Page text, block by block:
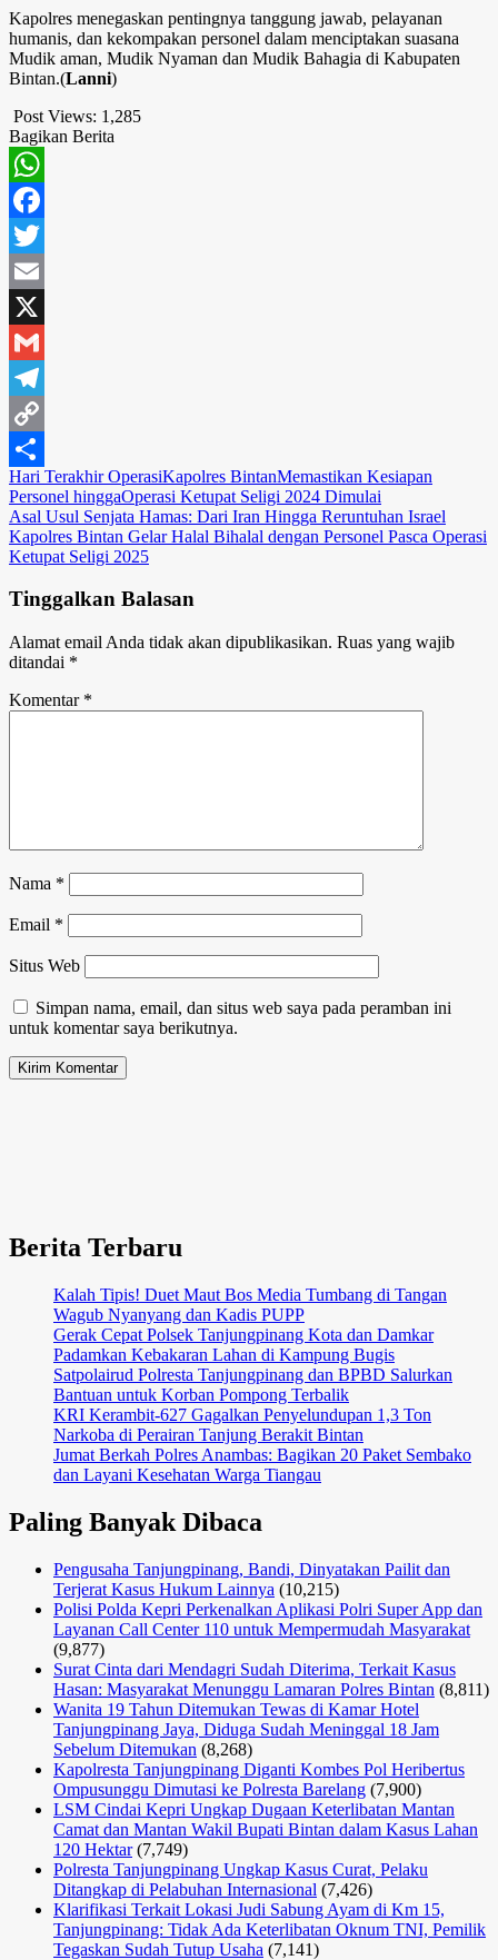
Kapolres menegaskan pentingnya tanggung jawab, pelayanan
humanis, dan kekompakan personel dalam menciptakan suasana
Mudik aman, Mudik Nyaman dan Mudik Bahagia di Kabupaten
Bintan.(Lanni)
Post Views: 1,285
Bagikan Berita
WhatsApp
Facebook
Twitter
Email
X
Gmail
Telegram
Copy
Link
Share
Hari Terakhir OperasiKapolres BintanMemastikan Kesiapan
Personel hinggaOperasi Ketupat Seligi 2024 Dimulai
Navigasi
pos
Asal Usul Senjata Hamas: Dari Iran Hingga Reruntuhan Israel
Kapolres Bintan Gelar Halal Bihalal dengan Personel Pasca Operasi
Ketupat Seligi 2025
Tinggalkan Balasan
Alamat email Anda tidak akan dipublikasikan. Ruas yang wajib
ditandai *
Komentar *
Nama *
Email *
Situs Web
Simpan nama, email, dan situs web saya pada peramban ini
untuk komentar saya berikutnya.
Berita Terbaru
Kalah Tipis! Duet Maut Bos Media Tumbang di Tangan
Wagub Nyanyang dan Kadis PUPP
Gerak Cepat Polsek Tanjungpinang Kota dan Damkar
Padamkan Kebakaran Lahan di Kampung Bugis
Satpolairud Polresta Tanjungpinang dan BPBD Salurkan
Bantuan untuk Korban Pompong Terbalik
KRI Kerambit-627 Gagalkan Penyelundupan 1,3 Ton
Narkoba di Perairan Tanjung Berakit Bintan
Jumat Berkah Polres Anambas: Bagikan 20 Paket Sembako
dan Layani Kesehatan Warga Tiangau
Paling Banyak Dibaca
Pengusaha Tanjungpinang, Bandi, Dinyatakan Pailit dan
Terjerat Kasus Hukum Lainnya (10,215)
Polisi Polda Kepri Perkenalkan Aplikasi Polri Super App dan
Layanan Call Center 110 untuk Mempermudah Masyarakat
(9,877)
Surat Cinta dari Mendagri Sudah Diterima, Terkait Kasus
Hasan: Masyarakat Menunggu Lamaran Polres Bintan (8,811)
Wanita 19 Tahun Ditemukan Tewas di Kamar Hotel
Tanjungpinang Jaya, Diduga Sudah Meninggal 18 Jam
Sebelum Ditemukan (8,268)
Kapolresta Tanjungpinang Diganti Kombes Pol Heribertus
Ompusunggu Dimutasi ke Polresta Barelang (7,900)
LSM Cindai Kepri Ungkap Dugaan Keterlibatan Mantan
Camat dan Mantan Wakil Bupati Bintan dalam Kasus Lahan
120 Hektar (7,749)
Polresta Tanjungpinang Ungkap Kasus Curat, Pelaku
Ditangkap di Pelabuhan Internasional (7,426)
Klarifikasi Terkait Lokasi Judi Sabung Ayam di Km 15,
Tanjungpinang: Tidak Ada Keterlibatan Oknum TNI, Pemilik
Tegaskan Sudah Tutup Usaha (7,141)